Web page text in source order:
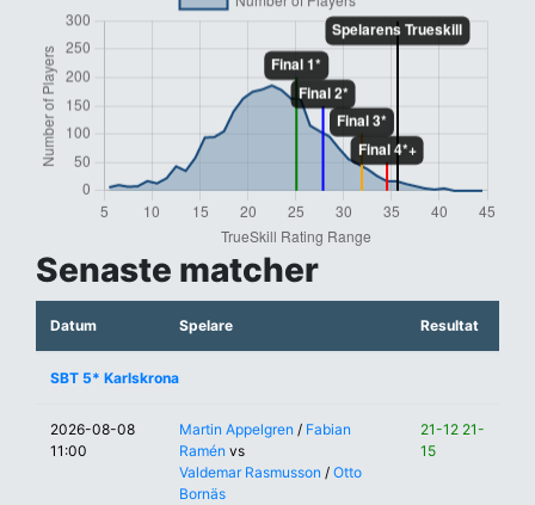
Senaste matcher
Datum Spelare Resultat
SBT 5* Karlskrona
2026-08-08
11:00
Martin Appelgren / Fabian
Ramén vs
Valdemar Rasmusson / Otto
Bornäs
21-12 21-
15